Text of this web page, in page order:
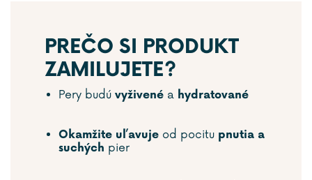
PREČO SI PRODUKT
ZAMILUJETE?
Pery budú vyživené a hydratované
Okamžite uľavuje od pocitu pnutia a
suchých pier